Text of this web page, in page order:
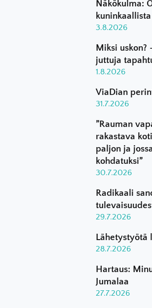
Näkökulma:
3.8.2026
Miksi
juttuja
1.8.2026
ViaDian
31.7.2026
”Rauman
rakastava
paljon ja
kohdatuksi”
30.7.2026
Radikaali
29.7.2026
Lähetystyötä
28.7.2026
Hartaus:
Jumalaa
27.7.2026